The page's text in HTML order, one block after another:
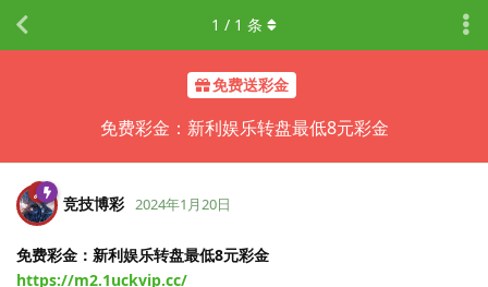
免费送彩金
免费彩金：新利娱乐转盘最低8元彩金
1 / 1 条
竞技博彩 2024年1月20日
免费彩金：新利娱乐转盘最低8元彩金
https://m2.1uckvip.cc/